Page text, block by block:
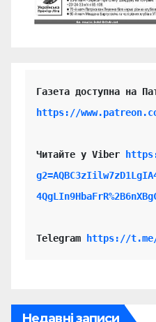
https://
Читайте у Viber
Telegram https://
Недавні записи